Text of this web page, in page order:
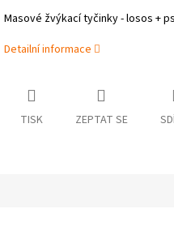
Masové žvýkací tyčinky - losos +
Detailní informace
TISK ZEPTAT SE